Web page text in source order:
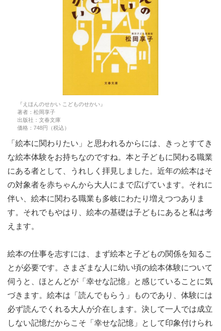
『えほんのせかい こどものせかい』
著者：松岡享子
出版社：文春文庫
価格：748円（税込）
「絵本に関わりたい」と思われるからには、きっとすてき
な絵本体験をお持ちなのですね。本と子どもに関わる職業
にある者として、うれしく拝見しました。近年の絵本はそ
の対象者を赤ちゃんから大人にまで広げています。それに
伴い、絵本に関わる職業も多岐にわたり増えつつありま
す。それでもやはり、絵本の基礎は子どもにあると私は考
えます。
絵本の仕事を志すには、まず絵本と子どもの関係を知るこ
とが必要です。さまざまな人に幼い頃の絵本体験について
伺うと、ほとんどが「幸せな記憶」と感じていることに気
づきます。絵本は「読んでもらう」ものであり、体験には
必ず読んでくれる大人が介在します。決して一人では成立
しない記憶だからこそ「幸せな記憶」として印象付けられ